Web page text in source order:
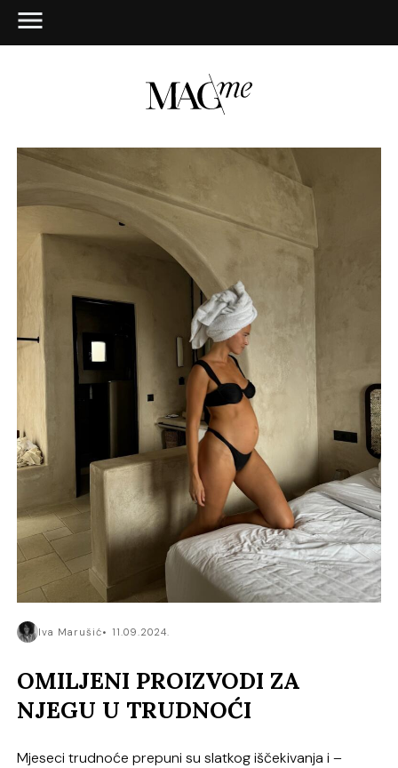
Iva Marušić 11.09.2024.
OMILJENI PROIZVODI ZA
NJEGU U TRUDNOĆI
Mjeseci trudnoće prepuni su slatkog iščekivanja i –